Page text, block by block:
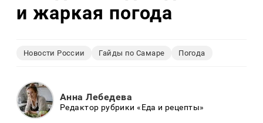
и жаркая погода
Новости России Гайды по Самаре Погода
Анна Лебедева
Редактор рубрики «Еда и рецепты»